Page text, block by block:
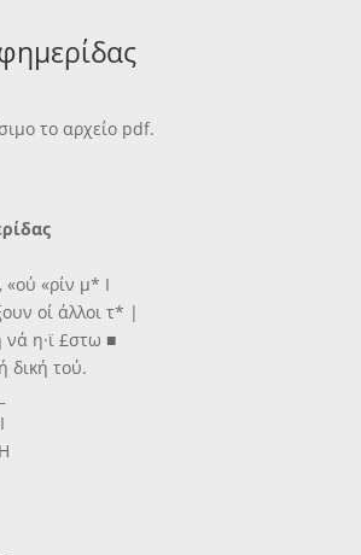
το αρχείο pdf.
«ρίν μ* Ι
οί άλλοι τ* |
η·ϊ £στω ■
δική τού.